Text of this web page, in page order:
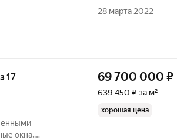
комнатами -
28 марта 2022
17
окна,
69 700 000 ₽
639 450 ₽ за м²
хорошая цена